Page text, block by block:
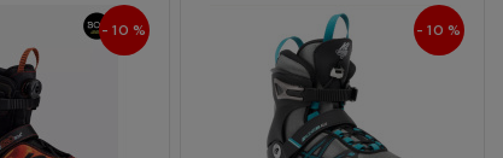
- 10 % - 10 %